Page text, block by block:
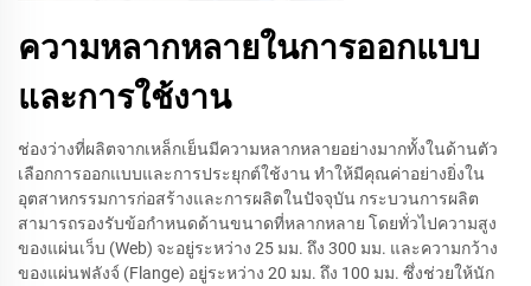
ความหลากหลายในการออกแบบ
และการใช้งาน
ช่องว่างที่ผลิตจากเหล็กเย็นมีความหลากหลายอย่างมากทั้งในด้านตัว
เลือกการออกแบบและการประยุกต์ใช้งาน ทำให้มีคุณค่าอย่างยิ่งใน
อุตสาหกรรมการก่อสร้างและการผลิตในปัจจุบัน กระบวนการผลิต
สามารถรองรับข้อกำหนดด้านขนาดที่หลากหลาย โดยทั่วไปความสูง
ของแผ่นเว็บ (Web) จะอยู่ระหว่าง 25 มม. ถึง 300 มม. และความกว้าง
ของแผ่นฟลังจ์ (Flange) อยู่ระหว่าง 20 มม. ถึง 100 มม. ซึ่งช่วยให้นัก